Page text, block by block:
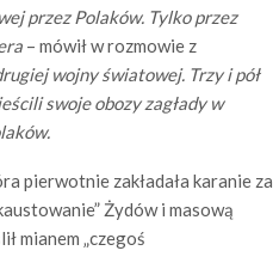
przez Polaków. Tylko przez
– mówił w rozmowie z
wojny światowej. Trzy i pół
swoje obozy zagłady w
pierwotnie zakładała karanie za
Żydów i masową
mianem „czegoś